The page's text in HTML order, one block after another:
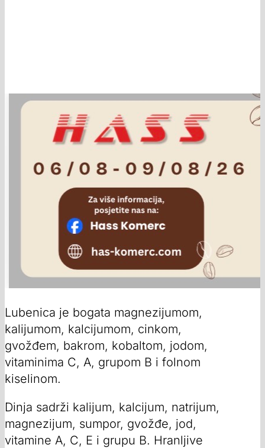
Lubenica je bogata magnezijumom,
kalijumom, kalcijumom, cinkom,
gvožđem, bakrom, kobaltom, jodom,
vitaminima C, A, grupom B i folnom
kiselinom.
Dinja sadrži kalijum, kalcijum, natrijum,
magnezijum, sumpor, gvožđe, jod,
vitamine A, C, E i grupu B. Hranljive